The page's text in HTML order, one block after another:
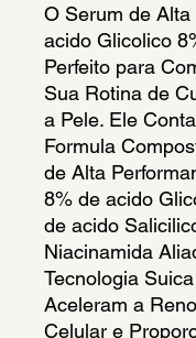
O Serum de Alta
acido Glicolico
Perfeito para
Sua Rotina de
a Pele. Ele
Formula
de Alta
8% de acido
de acido
Niacinamida
Tecnologia
Aceleram a
Celular e